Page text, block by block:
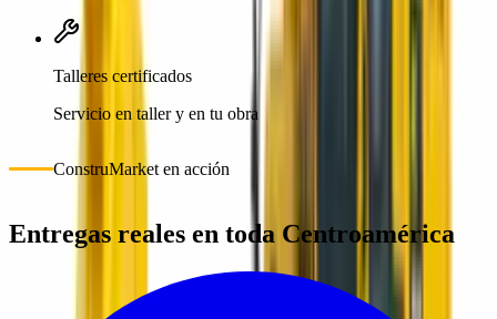
Talleres certificados
Servicio en taller y en tu obra
ConstruMarket en acción
Entregas reales en toda Centroamérica